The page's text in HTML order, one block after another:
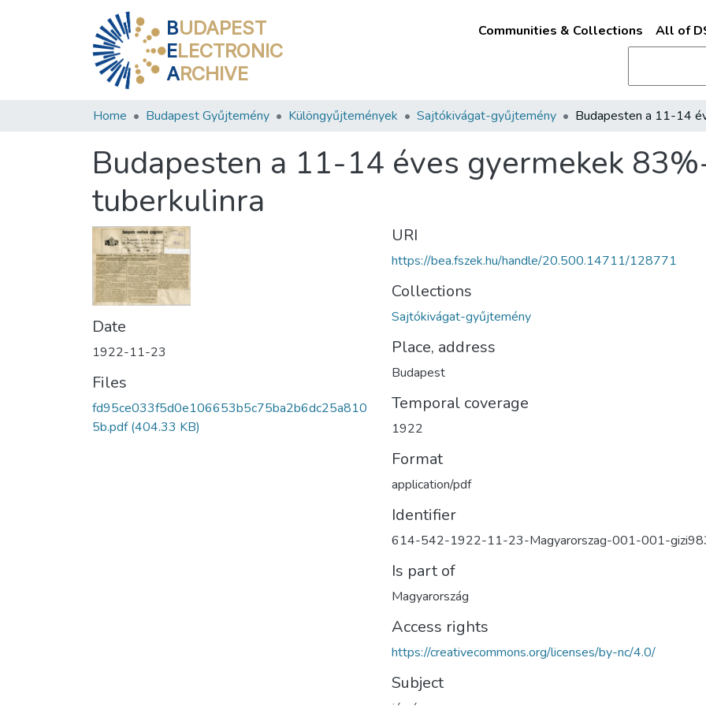
BUDAPEST
ELECTRONIC
ARCHIVE
Communities & Collections All of
Home Budapest Gyűjtemény Különgyűjtemények Sajtókivágat-gyűjtemény
Budapesten a 11-14 éves gyermekek
tuberkulinra
Date
1922-11-23
Files
fd95ce033f5d0e106653b5c75ba2b6dc25a810
5b.pdf(404.33 KB)
URI
https://bea.fszek.hu/handle/20.500.14711/128771
Collections
Sajtókivágat-gyűjtemény
Place, address
Budapest
Temporal coverage
1922
Format
application/pdf
Identifier
614-542-1922-11-23-Magyarorszag-001-001-
Is part of
Magyarország
Access rights
https://creativecommons.org/licenses/by-nc/4.0/
Subject